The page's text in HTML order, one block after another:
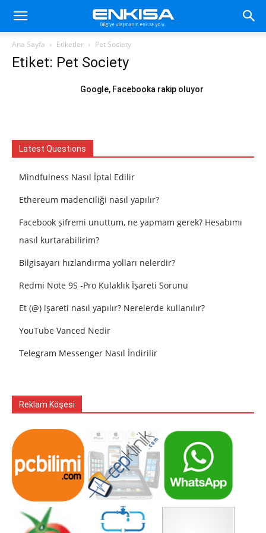
Ana Sayfa Etiketler Pet Society
Etiket: Pet Society
Google, Facebooka rakip oluyor
Latest Questions
Mindfulness Nasıl İptal Edilir
Ethereum madenciliği nasıl yapılır?
Facebook şifremi unuttum, ne yapmam gerek? Hesabımı
nasıl kurtarabilirim?
Bilgisayarı hızlandırma yolları nelerdir?
Redmi Note 9S -Pro Kulaklık İşareti Sorunu
Et (@) işareti nasıl yapılır? Nerelerde kullanılır?
YouTube Vanced Nedir
Telegram Messenger Nasıl İndirilir
Reklam Köşesi